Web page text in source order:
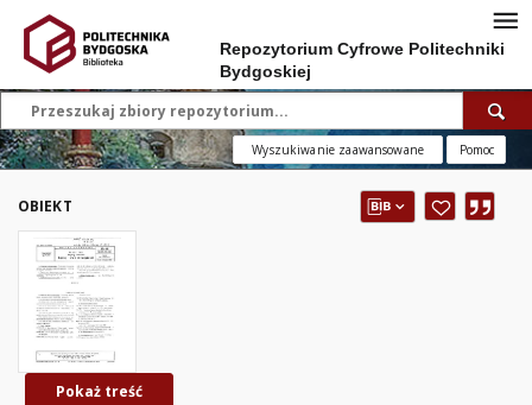
Repozytorium Cyfrowe Politechniki
Bydgoskiej
Wyszukiwanie zaawansowane Pomoc
OBIEKT
Pokaż treść